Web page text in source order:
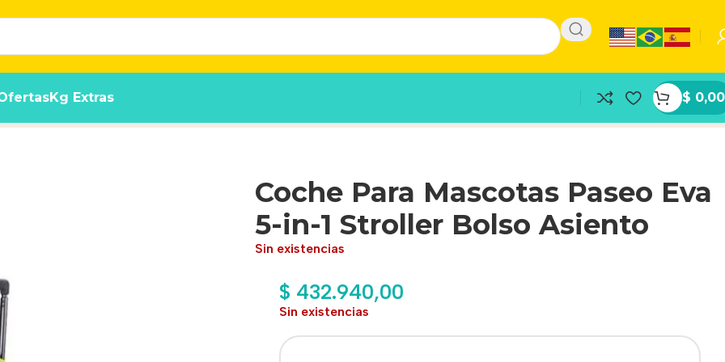
Kg Extras $ 0,00
Bolso Asiento
Coche Para Mascotas Paseo Eva
5-in-1 Stroller Bolso Asiento
Sin existencias
$ 432.940,00
Sin existencias